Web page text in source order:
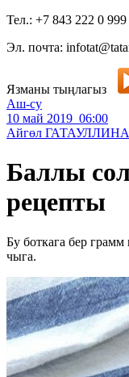
Тел.: +7 843 222 0 999
Эл. почта:
Язманы тыңлагыз
Аш-су
10 май 2019 06:00
Айгөл ГАТАУЛЛИНА
Баллы
рецепты
Бу боткага бер
чыга.